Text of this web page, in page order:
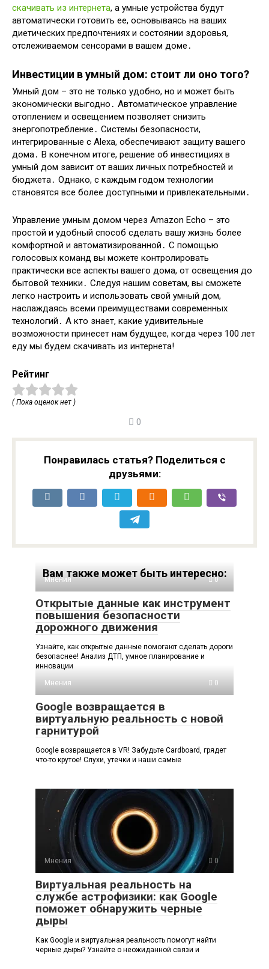
скачивать из интернета, а умные устройства будут
автоматически готовить ее, основываясь на ваших
диетических предпочтениях и состоянии здоровья,
отслеживаемом сенсорами в вашем доме․
Инвестиции в умный дом: стоит ли оно того?
Умный дом – это не только удобно, но и может быть
экономически выгодно․ Автоматическое управление
отоплением и освещением позволяет снизить
энергопотребление․ Системы безопасности,
интегрированные с Alexa, обеспечивают защиту вашего
дома․ В конечном итоге, решение об инвестициях в
умный дом зависит от ваших личных потребностей и
бюджета․ Однако, с каждым годом технологии
становятся все более доступными и привлекательными․
Управление умным домом через Amazon Echo – это
простой и удобный способ сделать вашу жизнь более
комфортной и автоматизированной․ С помощью
голосовых команд вы можете контролировать
практически все аспекты вашего дома, от освещения до
бытовой техники․ Следуя нашим советам, вы сможете
легко настроить и использовать свой умный дом,
наслаждаясь всеми преимуществами современных
технологий․ А кто знает, какие удивительные
возможности принесет нам будущее, когда через 100 лет
еду мы будем скачивать из интернета!
Рейтинг
( Пока оценок нет )
0
Понравилась статья? Поделиться с
друзьями:
Вам также может быть интересно:
Мнения 0
Открытые данные как инструмент
повышения безопасности
дорожного движения
Узнайте, как открытые данные помогают сделать дороги
безопаснее! Анализ ДТП, умное планирование и
инновации
Мнения
0
Google возвращается в
виртуальную реальность с новой
гарнитурой
Google возвращается в VR! Забудьте Cardboard, грядет
что-то крутое! Слухи, утечки и наши самые
Мнения 0
Виртуальная реальность на
службе астрофизики: как Google
поможет обнаружить черные
дыры
Как Google и виртуальная реальность помогут найти
черные дыры? Узнайте о неожиданной связи и